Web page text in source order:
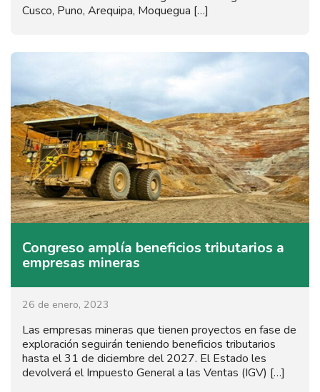
Cusco, Puno, Arequipa, Moquegua […]
Congreso amplía beneficios tributarios a
empresas mineras
26 de enero, 2023
Las empresas mineras que tienen proyectos en fase de
exploración seguirán teniendo beneficios tributarios
hasta el 31 de diciembre del 2027. El Estado les
devolverá el Impuesto General a las Ventas (IGV) […]